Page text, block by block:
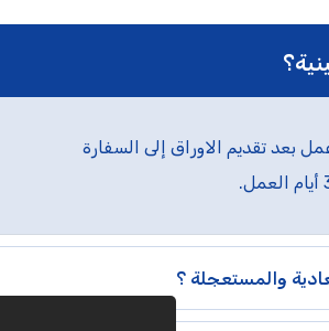
والمستعجلة ؟